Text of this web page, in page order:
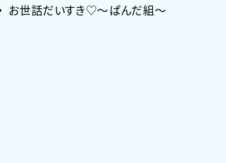
お世話だいすき♡～ぱんだ組～